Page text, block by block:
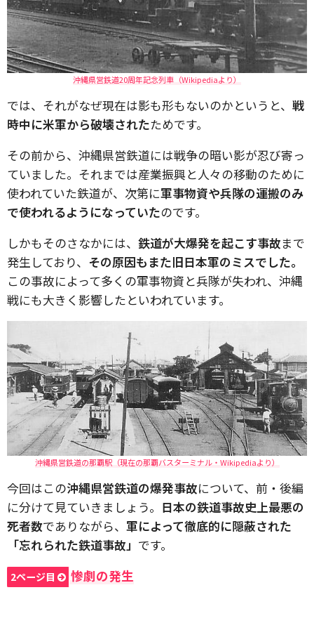
沖縄県営鉄道20周年記念列車（Wikipediaより）
では、それがなぜ現在は影も形もないのかというと、 戦
時中に米軍から破壊されたためです。
その前から、沖縄県営鉄道には戦争の暗い影が忍び寄っ
ていました。それまでは産業振興と人々の移動のために
使われていた鉄道が、次第に軍事物資や兵隊の運搬のみ
で使われるようになっていたのです。
しかもそのさなかには、 鉄道が大爆発を起こす事故まで
発生しており、 その原因もまた旧日本軍のミスでした。
この事故によって多くの軍事物資と兵隊が失われ、沖縄
戦にも大きく影響したといわれています。
沖縄県営鉄道の那覇駅（現在の那覇バスターミナル・Wikipediaより）
今回はこの沖縄県営鉄道の爆発事故について、前・後編
に分けて見ていきましょう。 日本の鉄道事故史上最悪の
死者数でありながら、 軍によって徹底的に隠蔽された
「忘れられた鉄道事故」 です。
2ページ目 惨劇の発生